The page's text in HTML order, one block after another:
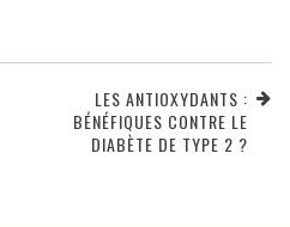
LES ANTIOXYDANTS :
BÉNÉFIQUES CONTRE LE
DIABÈTE DE TYPE 2 ?